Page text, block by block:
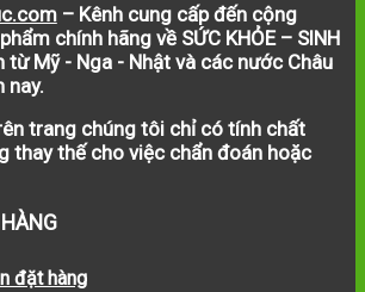
– Kênh cung cấp đến cộng
chính hãng về SỨC KHỎE – SINH
từ Mỹ - Nga - Nhật và các nước Châu
nay.
trang chúng tôi chỉ có tính chất
thay thế cho việc chẩn đoán hoặc
đặt hàng